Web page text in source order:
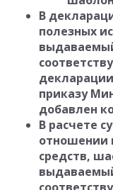
В
полезных
приказу
добавлен
В расчете
отношении
средств,